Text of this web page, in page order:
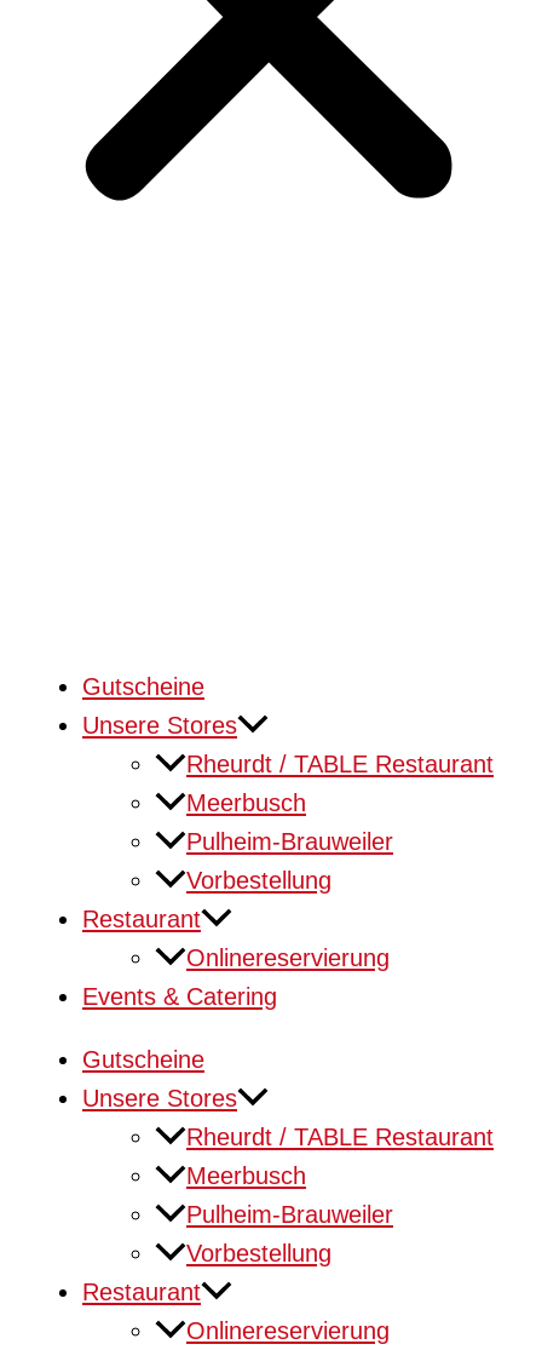
Gutscheine
Unsere Stores
Rheurdt / TABLE Restaurant
Meerbusch
Pulheim-Brauweiler
Vorbestellung
Restaurant
Onlinereservierung
Events & Catering
Gutscheine
Unsere Stores
Rheurdt / TABLE Restaurant
Meerbusch
Pulheim-Brauweiler
Vorbestellung
Restaurant
Onlinereservierung